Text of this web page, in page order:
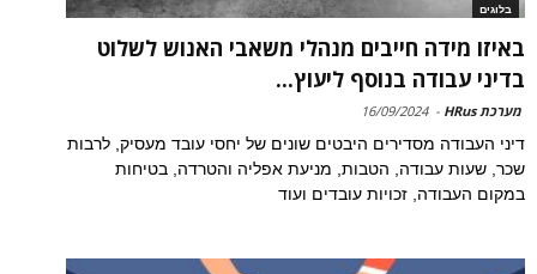
בלוגים
באיזו מידה חייבים מנהלי משאבי האנוש לשלוט
בדיני עבודה בנוסף ליעוץ...
מערכת HRus -
16/09/2024
דיני העבודה מסדירים היבטים שונים של יחסי עובד מעסיק, לרבות
שכר, שעות עבודה, הטבות, מניעת אפליה והטרדה, בטיחות
במקום העבודה, זכויות עובדים ועוד